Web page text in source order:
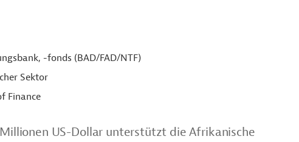
-fonds (BAD/FAD/NTF)
Sektor
Finance
US-Dollar unterstützt die Afrikanische